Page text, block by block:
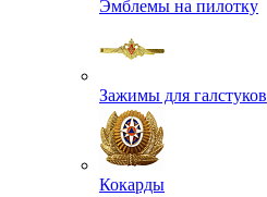
Эмблемы на пилотку
Зажимы для галстуков
Кокарды